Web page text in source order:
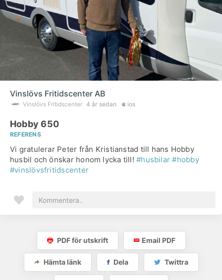
Vinslövs Fritidscenter AB
Vinslövs Fritidscenter 4 år sedan ios
Hobby 650
REFERENS
Vi gratulerar Peter från Kristianstad till hans Hobby
husbil och önskar honom lycka till!#husbilar #hobby
#vinslövsfritidscenter
PDF för utskrift Email PDF
Hämta länk Dela Twittra